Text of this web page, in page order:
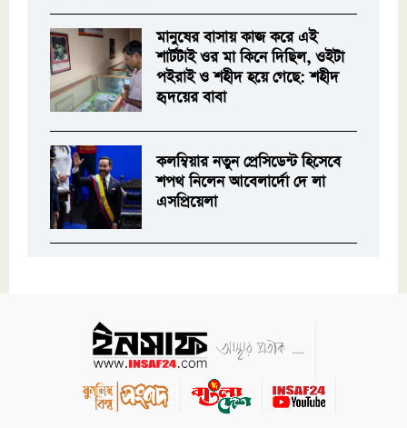
মানুষের বাসায় কাজ করে এই
শার্টটাই ওর মা কিনে দিছিল, ওইটা
পইরাই ও শহীদ হয়ে গেছে: শহীদ
হৃদয়ের বাবা
কলম্বিয়ার নতুন প্রেসিডেন্ট হিসেবে
শপথ নিলেন আবেলার্দো দে লা
এসপ্রিয়েলা